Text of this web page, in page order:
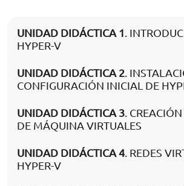
UNIDAD DIDÁCTICA 1.
HYPER-V
UNIDAD DIDÁCTICA 2.
CONFIGURACIÓN INICIAL DE
UNIDAD DIDÁCTICA 3.
DE MÁQUINA VIRTUALES
UNIDAD DIDÁCTICA 4. REDES
HYPER-V